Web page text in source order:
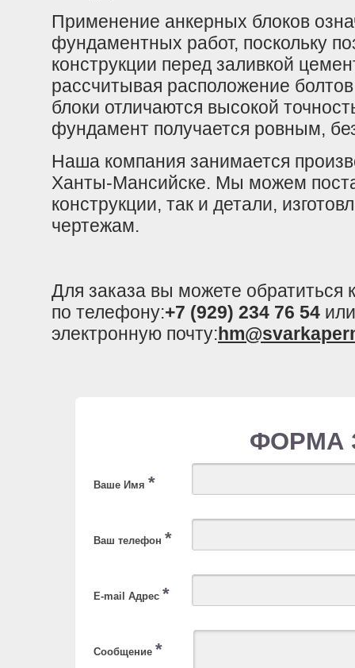
Применение анкерных блоков
фундаментных работ, поскольку
конструкции перед заливкой
рассчитывая расположение
блоки отличаются высокой
фундамент получается ровным,
Наша компания занимается
Ханты-Мансийске. Мы можем
конструкции, так и детали,
чертежам.
Для заказа вы можете
по телефону:+7 (929) 234 76 54
электронную почту:
ФОРМА
Ваше Имя *
Ваш телефон *
E-mail Адрес *
Сообщение *